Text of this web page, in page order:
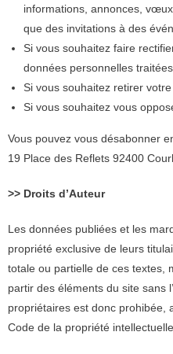
informations, annonces,
que des invitations à des
Si vous souhaitez faire
données personnelles
Si vous souhaitez retirer
Si vous souhaitez vous
Vous pouvez vous désabonner
19 Place des Reflets 92400
>> Droits d’Auteur
Les données publiées et les
propriété exclusive de leurs
totale ou partielle de ces textes,
partir des éléments du site sans
propriétaires est donc prohibée,
Code de la propriété intellectuelle.